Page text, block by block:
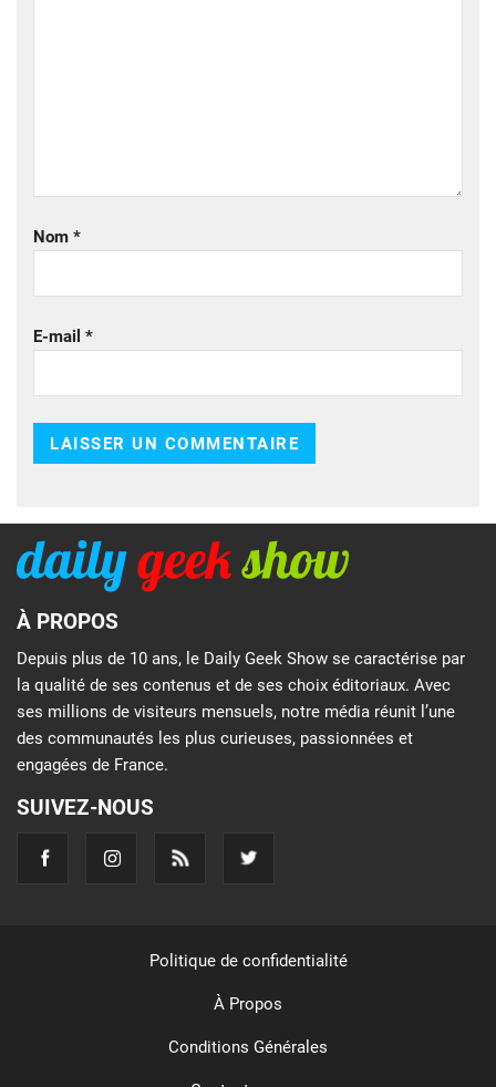
Nom *
E-mail *
À PROPOS
Depuis plus de 10 ans, le Daily Geek Show se caractérise par
la qualité de ses contenus et de ses choix éditoriaux. Avec
ses millions de visiteurs mensuels, notre média réunit l’une
des communautés les plus curieuses, passionnées et
engagées de France.
SUIVEZ-NOUS
Politique de confidentialité
À Propos
Conditions Générales